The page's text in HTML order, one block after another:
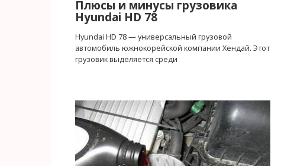
Плюсы и минусы грузовика
Hyundai HD 78
Hyundai HD 78 — универсальный грузовой
автомобиль южнокорейской компании Хендай. Этот
грузовик выделяется среди